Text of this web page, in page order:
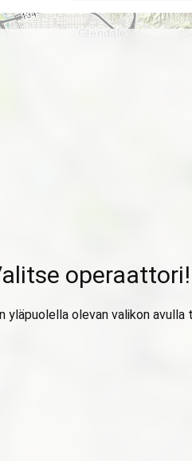
operaattori!
yläpuolella olevan valikon